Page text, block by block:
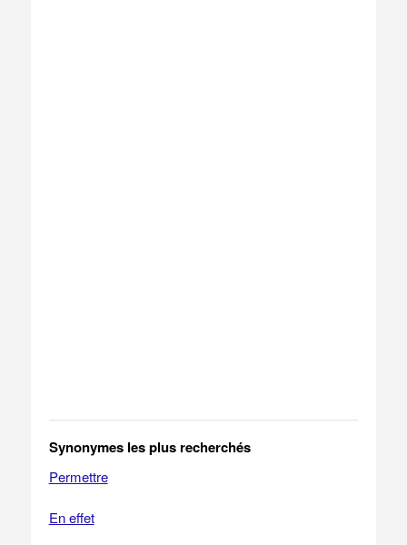
Synonymes les plus recherchés
Permettre
En effet